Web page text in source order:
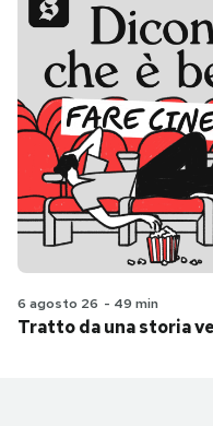
6 agosto 26 - 49 min
Tratto da una storia